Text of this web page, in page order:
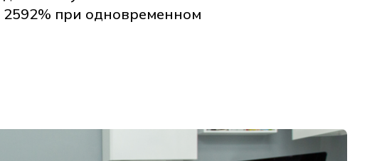
при одновременном